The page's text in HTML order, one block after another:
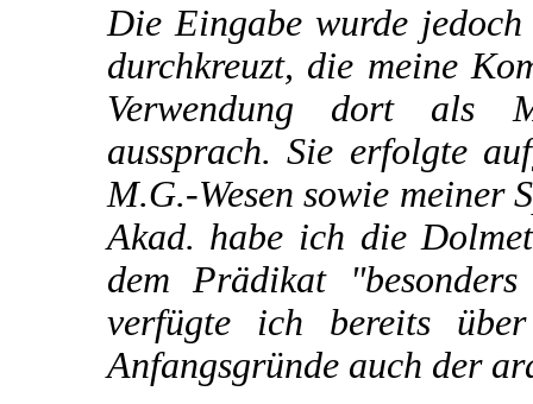
Die Eingabe wurde
durchkreuzt, die meine
Verwendung dort als
aussprach. Sie erfolgte
M.G.-Wesen sowie meiner
Akad. habe ich die
dem Prädikat "besonders
verfügte ich bereits
Anfangsgründe auch der